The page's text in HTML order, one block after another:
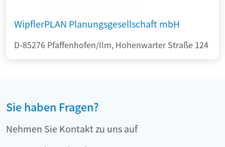
WipflerPLAN Planungsgesellschaft mbH
D-85276 Pfaffenhofen/Ilm, Hohenwarter Straße 124
Sie haben Fragen?
Nehmen Sie Kontakt zu uns auf